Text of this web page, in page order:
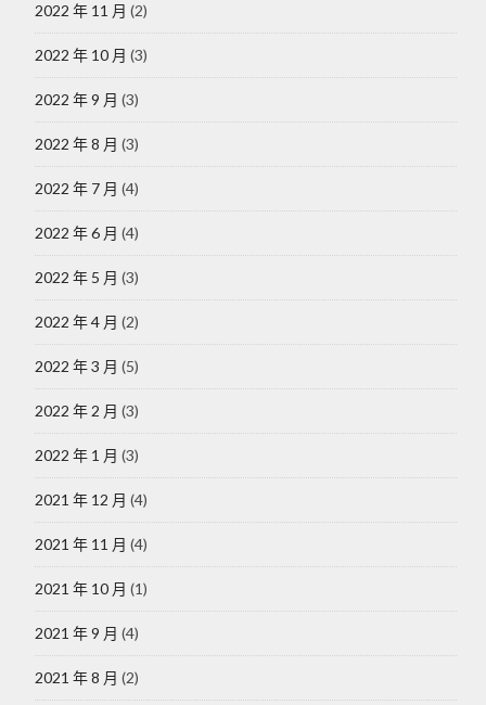
2022 年 11 月 (2)
2022 年 10 月 (3)
2022 年 9 月 (3)
2022 年 8 月 (3)
2022 年 7 月 (4)
2022 年 6 月 (4)
2022 年 5 月 (3)
2022 年 4 月 (2)
2022 年 3 月 (5)
2022 年 2 月 (3)
2022 年 1 月 (3)
2021 年 12 月 (4)
2021 年 11 月 (4)
2021 年 10 月 (1)
2021 年 9 月 (4)
2021 年 8 月 (2)